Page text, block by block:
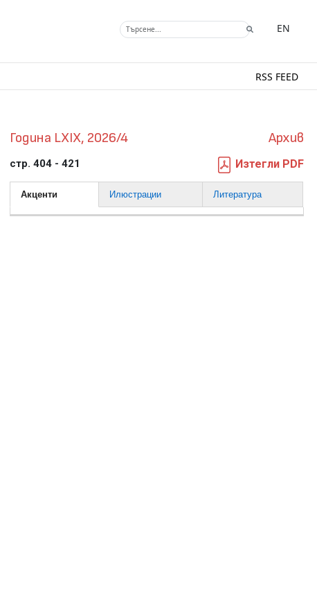
EN
RSS FEED
Година LXIX, 2026/4 Архив
стр. 404 - 421 Изтегли PDF
Акценти Илюстрации Литература